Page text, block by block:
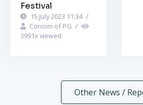
Festival
15 July 2023 11:34 /
Corcom of PG /
3991x viewed
Other News /